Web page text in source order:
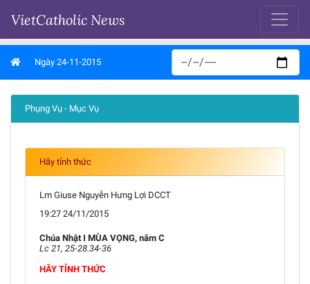
VietCatholic News
Ngày 24-11-2015
Phụng Vụ - Mục Vụ
Hãy tỉnh thức
Lm Giuse Nguyễn Hưng Lợi DCCT
19:27 24/11/2015
Chúa Nhật I MÙA VỌNG, năm C
Lc 21, 25-28.34-36
HÃY TỈNH THỨC